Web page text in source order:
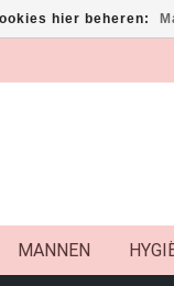
MANNEN
hier beheren: